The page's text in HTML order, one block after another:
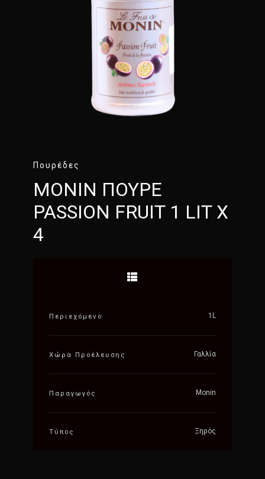
Πουρέδες
MONIN ΠΟΥΡΕ
PASSION FRUIT 1 LIT X
4
Περιεχόμενο 1L
Χώρα Προέλευσης Γαλλία
Παραγωγός Monin
Τύπος Ξηρός